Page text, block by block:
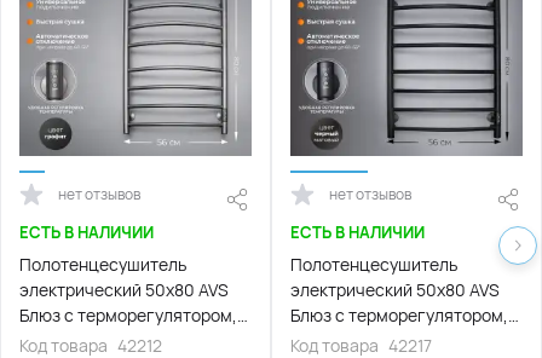
нет отзывов
ЕСТЬ В НАЛИЧИИ
Полотенцесушитель
электрический 50x80 AVS
Блюз с терморегулятором,
оружейная сталь
Код товара 42212
нет отзывов
ЕСТЬ В НАЛИЧИИ
Полотенцесушитель
электрический 50x80 AVS
Блюз с терморегулятором,
черный матовый
Код товара 42217